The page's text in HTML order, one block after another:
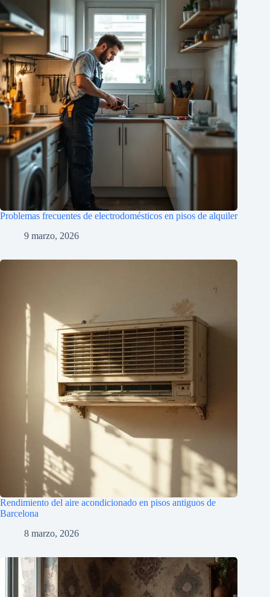
Problemas frecuentes de electrodomésticos en pisos de alquiler
9 marzo, 2026
Rendimiento del aire acondicionado en pisos antiguos de
Barcelona
8 marzo, 2026